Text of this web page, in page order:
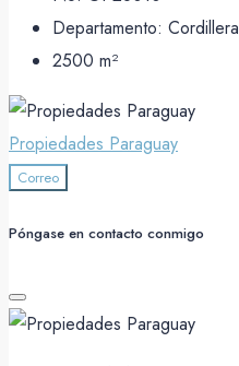
Departamento: Cordillera
2500 m²
Propiedades Paraguay
Correo
Póngase en contacto conmigo